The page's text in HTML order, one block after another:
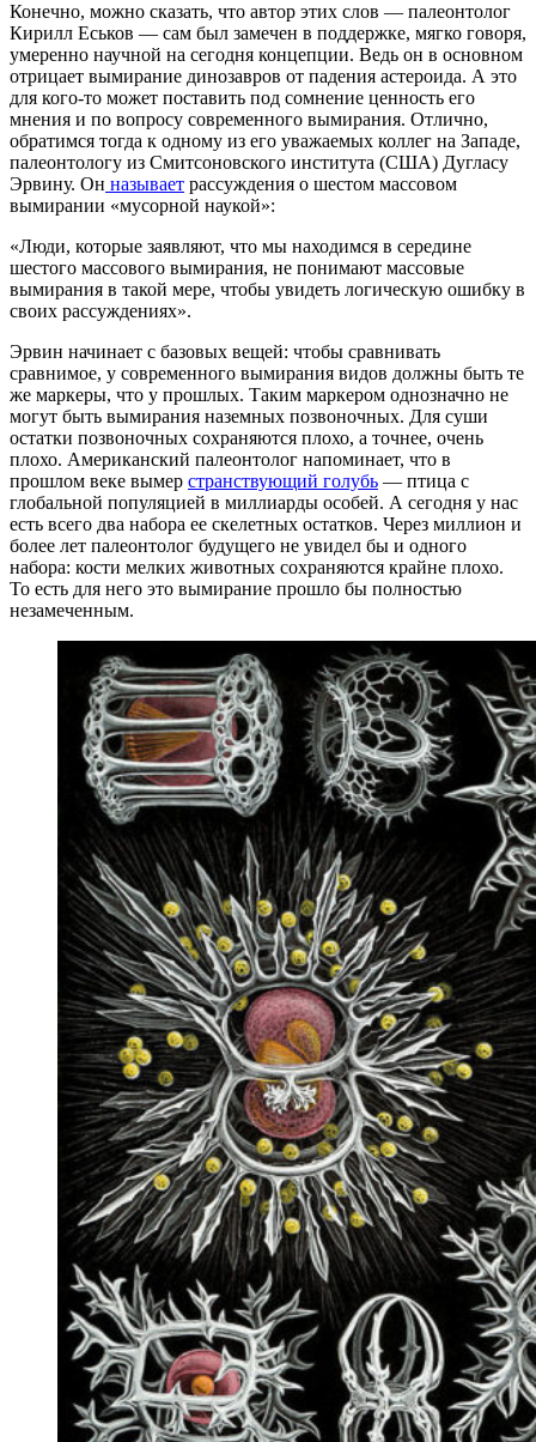
Конечно, можно сказать, что автор этих слов — палеонтолог
Кирилл Еськов — сам был замечен в поддержке, мягко говоря,
умеренно научной на сегодня концепции. Ведь он в основном
отрицает вымирание динозавров от падения астероида. А это
для кого-то может поставить под сомнение ценность его
мнения и по вопросу современного вымирания. Отлично,
обратимся тогда к одному из его уважаемых коллег на Западе,
палеонтологу из Смитсоновского института (США) Дугласу
Эрвину. Он называет рассуждения о шестом массовом
вымирании «мусорной наукой»:
«Люди, которые заявляют, что мы находимся в середине
шестого массового вымирания, не понимают массовые
вымирания в такой мере, чтобы увидеть логическую ошибку в
своих рассуждениях».
Эрвин начинает с базовых вещей: чтобы сравнивать
сравнимое, у современного вымирания видов должны быть те
же маркеры, что у прошлых. Таким маркером однозначно не
могут быть вымирания наземных позвоночных. Для суши
остатки позвоночных сохраняются плохо, а точнее, очень
плохо. Американский палеонтолог напоминает, что в
прошлом веке вымер странствующий голубь — птица с
глобальной популяцией в миллиарды особей. А сегодня у нас
есть всего два набора ее скелетных остатков. Через миллион и
более лет палеонтолог будущего не увидел бы и одного
набора: кости мелких животных сохраняются крайне плохо.
То есть для него это вымирание прошло бы полностью
незамеченным.